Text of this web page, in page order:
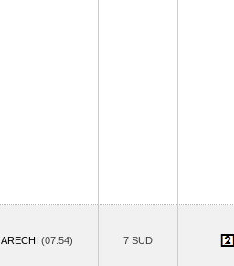
ARECHI (07.54) 7 SUD